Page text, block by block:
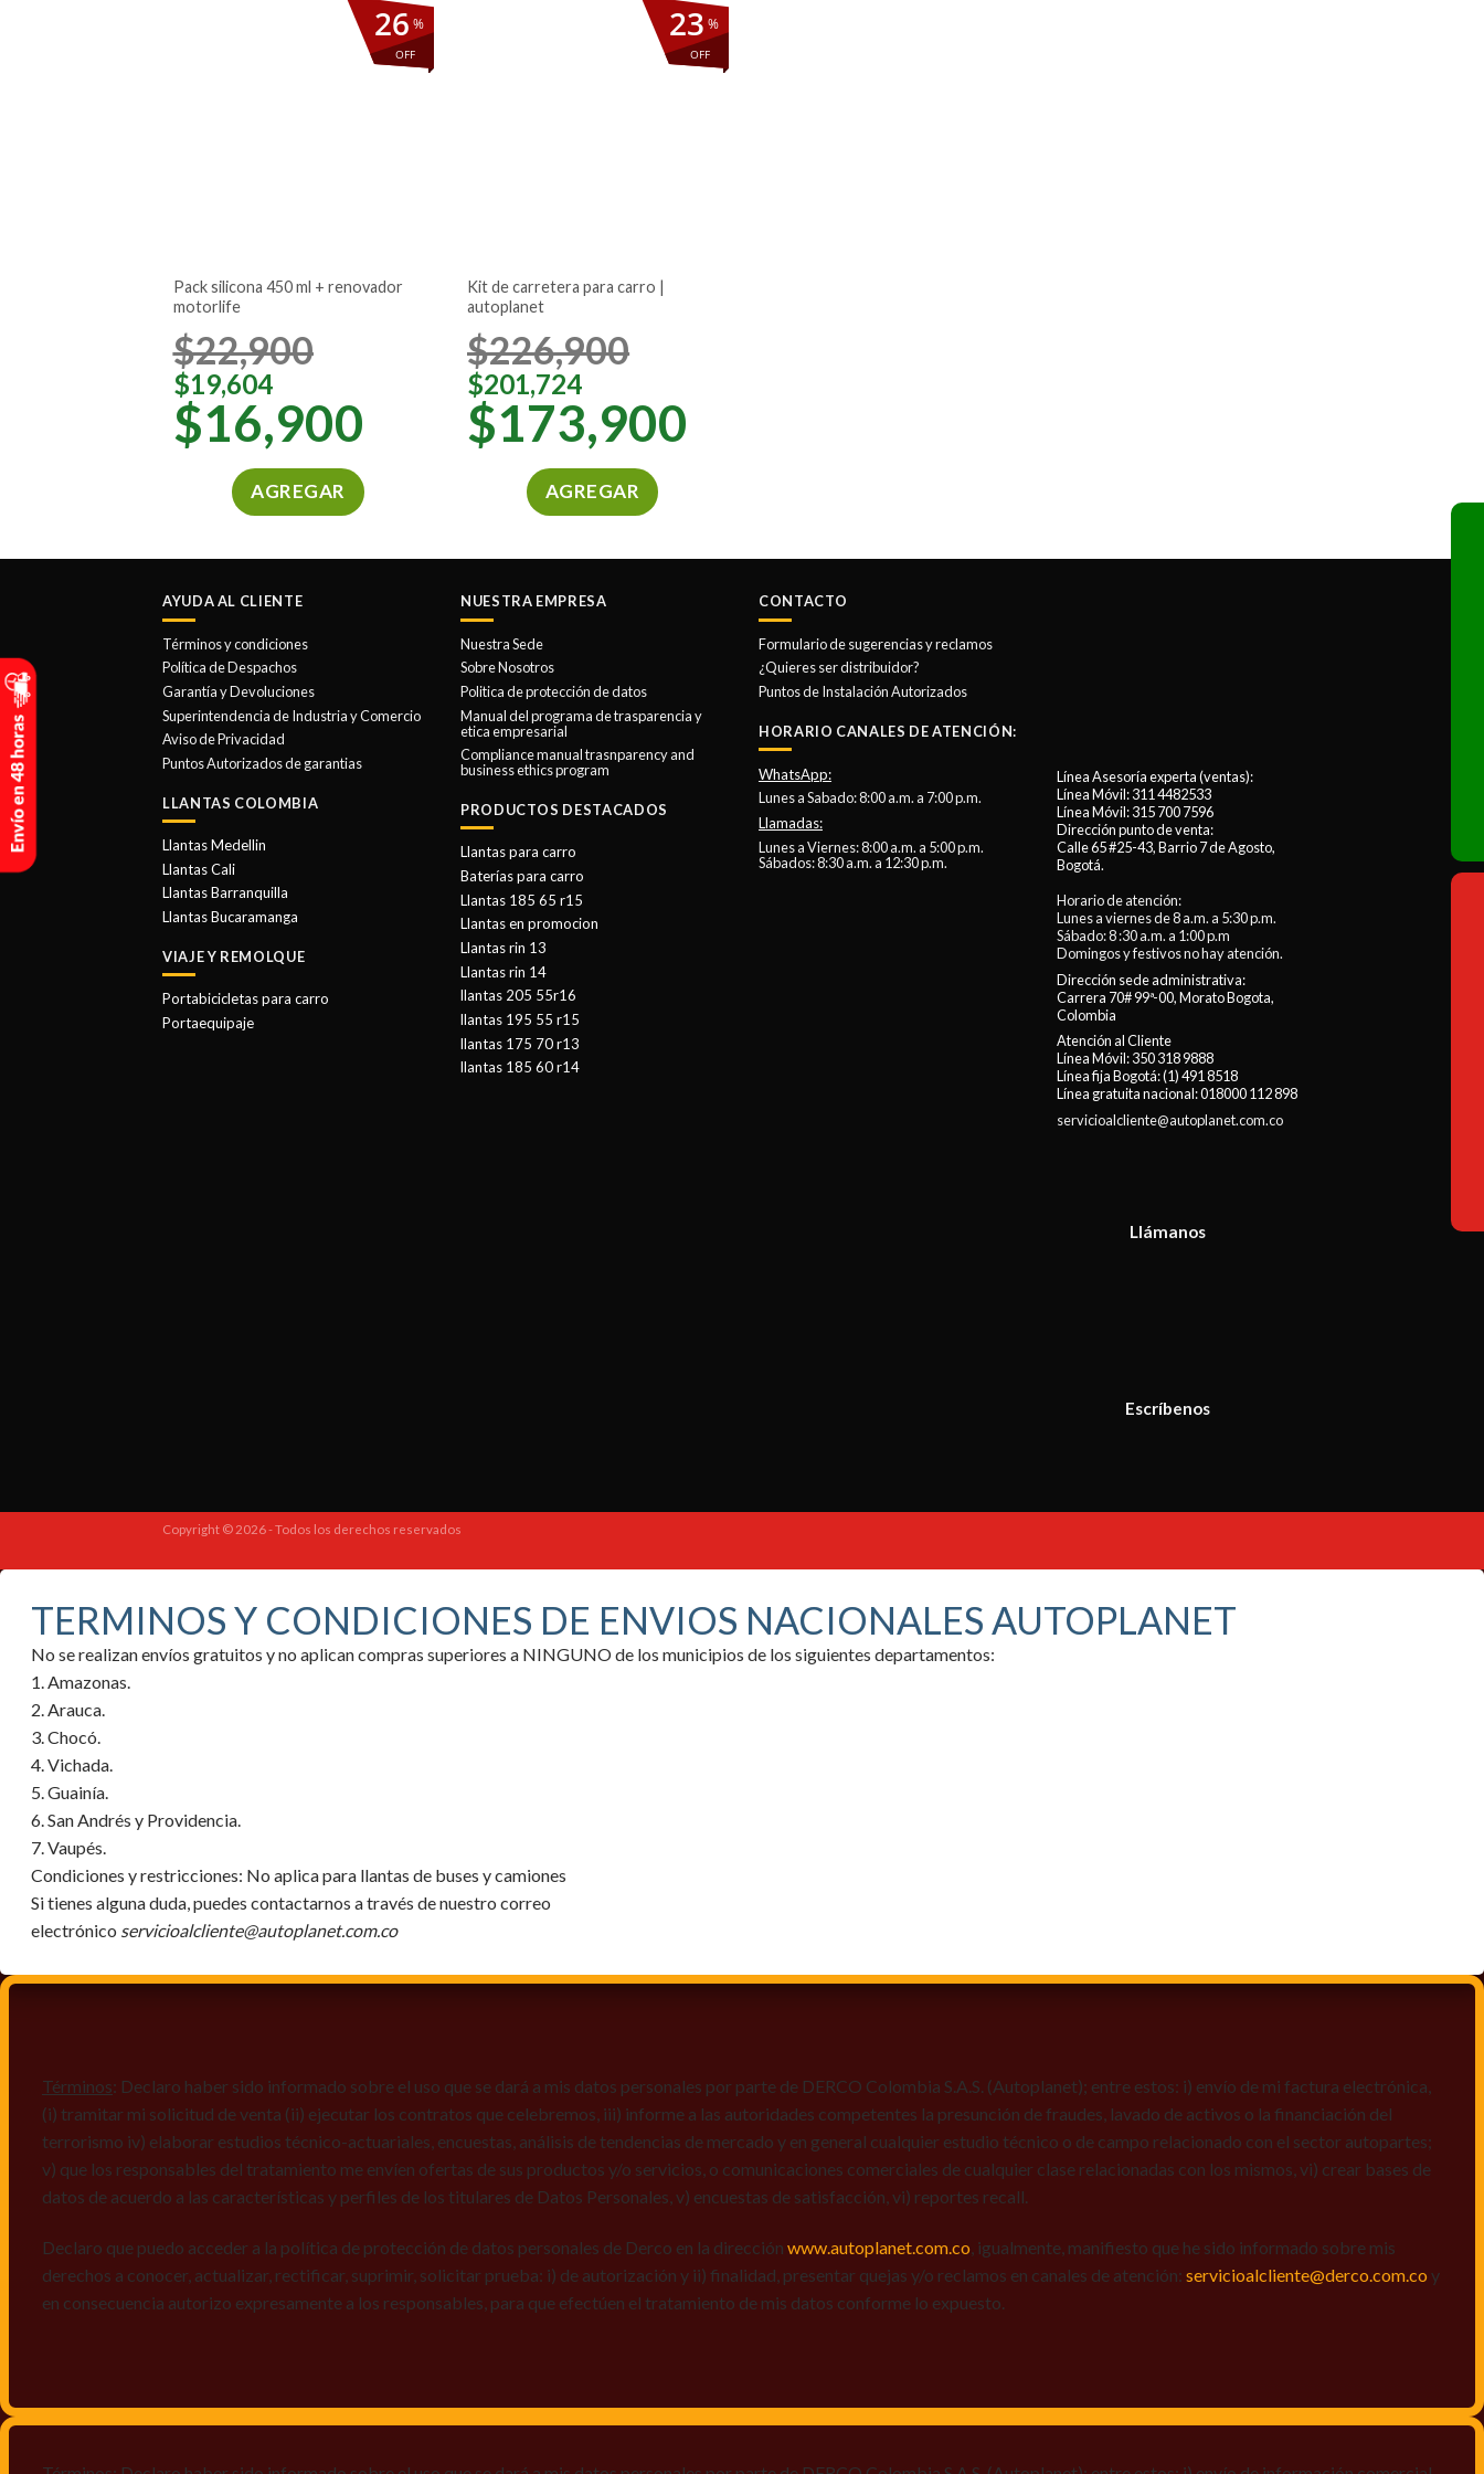
%
OFF
26
pack silicona 450 ml + renovador
motorlife
$22,900
$19,604
$16,900
AGREGAR
%
OFF
23
kit de carretera para carro |
autoplanet
$226,900
$201,724
$173,900
AGREGAR
AYUDA AL CLIENTE
Términos y condiciones
Política de Despachos
Garantía y Devoluciones
Superintendencia de Industria y Comercio
Aviso de Privacidad
Puntos Autorizados de garantias
LLANTAS COLOMBIA
Llantas Medellin
Llantas Cali
Llantas Barranquilla
Llantas Bucaramanga
VIAJE Y REMOLQUE
Portabicicletas para carro
Portaequipaje
NUESTRA EMPRESA
Nuestra Sede
Sobre Nosotros
Politica de protección de datos
Manual del programa de trasparencia y
etica empresarial
Compliance manual trasnparency and
business ethics program
PRODUCTOS DESTACADOS
Llantas para carro
Baterías para carro
Llantas 185 65 r15
Llantas en promocion
Llantas rin 13
Llantas rin 14
llantas 205 55r16
llantas 195 55 r15
llantas 175 70 r13
llantas 185 60 r14
CONTACTO
Formulario de sugerencias y reclamos
¿Quieres ser distribuidor?
Puntos de Instalación Autorizados
HORARIO CANALES DE ATENCIÓN:
WhatsApp:
Lunes a Sabado: 8:00 a.m. a 7:00 p.m.
Llamadas:
Lunes a Viernes: 8:00 a.m. a 5:00 p.m.
Sábados: 8:30 a.m. a 12:30 p.m.
Línea Asesoría experta (ventas):
Línea Móvil:311 4482533
Línea Móvil:315 700 7596
Dirección punto de venta:
Calle 65 #25-43, Barrio 7 de Agosto,
Bogotá.
Horario de atención:
Lunes a viernes de 8 a.m. a 5:30 p.m.
Sábado: 8 :30 a.m. a 1:00 p.m
Domingos y festivos no hay atención.
Dirección sede administrativa:
Carrera 70# 99ª-00, Morato Bogota,
Colombia
Atención al Cliente
Línea Móvil:350 318 9888
Línea fija Bogotá:(1) 491 8518
Línea gratuita nacional:018000 112 898
servicioalcliente@autoplanet.com.co
Llámanos
Escríbenos
Copyright © 2026 - Todos los derechos reservados
TERMINOS Y CONDICIONES DE ENVIOS NACIONALES AUTOPLANET
No se realizan envíos gratuitos y no aplican compras superiores a NINGUNO de los municipios de los siguientes departamentos:
1. Amazonas.
2. Arauca.
3. Chocó.
4. Vichada.
5. Guainía.
6. San Andrés y Providencia.
7. Vaupés.
Condiciones y restricciones: No aplica para llantas de buses y camiones
Si tienes alguna duda, puedes contactarnos a través de nuestro correo
electrónico servicioalcliente@autoplanet.com.co
Términos: Declaro haber sido informado sobre el uso que se dará a mis datos personales por parte de DERCO Colombia S.A.S. (Autoplanet); entre estos: i) envío de mi factura electrónica,
(i) tramitar mi solicitud de venta (ii) ejecutar los contratos que celebremos, iii) informe a las autoridades competentes la presunción de fraudes, lavado de activos o la financiación del
terrorismo iv) elaborar estudios técnico-actuariales, encuestas, análisis de tendencias de mercado y en general cualquier estudio técnico o de campo relacionado con el sector autopartes;
v) que los responsables del tratamiento me envíen ofertas de sus productos y/o servicios, o comunicaciones comerciales de cualquier clase relacionadas con los mismos, vi) crear bases de
datos de acuerdo a las características y perfiles de los titulares de Datos Personales, v) encuestas de satisfacción, vi) reportes recall.
Declaro que puedo acceder a la política de protección de datos personales de Derco en la dirección www.autoplanet.com.co , igualmente, manifiesto que he sido informado sobre mis
derechos a conocer, actualizar, rectificar, suprimir, solicitar prueba: i) de autorización y ii) finalidad, presentar quejas y/o reclamos en canales de atención: servicioalcliente@derco.com.co y
en consecuencia autorizo expresamente a los responsables, para que efectúen el tratamiento de mis datos conforme lo expuesto.